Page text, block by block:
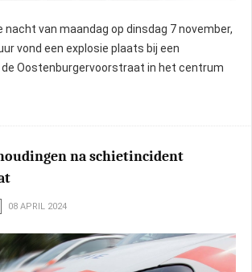
nacht van maandag op dinsdag 7 november,
vond een explosie plaats bij een
Oostenburgervoorstraat in het centrum
na schietincident
08 APRIL 2024